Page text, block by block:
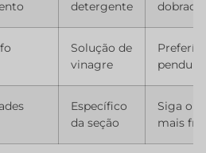
detergente
dobrado
Solução de
vinagre
Específico
da seção
Siga o
mais